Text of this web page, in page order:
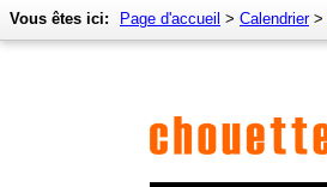
Vous êtes ici: Page d'accueil > Calendrier>